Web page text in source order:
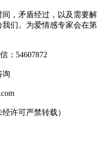
，矛盾经过，以及需要解
我们。为爱情感专家会在第
54607872
许可严禁转载）